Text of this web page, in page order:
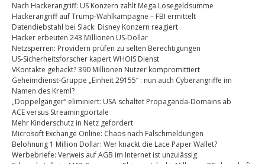
Nach Hackerangriff: US Konzern zahlt Mega Lösegeldsumme
Hackerangriff auf Trump-Wahlkampagne – FBI ermittelt
Datendiebstahl bei Slack: Disney Konzern reagiert
Hacker erbeuten 243 Millionen US-Dollar
Netzsperren: Providern prüfen zu selten Berechtigungen
US-Sicherheitsforscher kapert WHOIS Dienst
VKontakte gehackt? 390 Millionen Nutzer kompromittiert
Geheimdienst-Gruppe „Einheit 29155“ : nun auch Cyberangriffe im
Namen des Kreml?
„Doppelgänger“ eliminiert: USA schaltet Propaganda-Domains ab
ACE versus Streamingportale
Mehr Kinderschutz in Netz gefordert
Microsoft Exchange Online: Chaos nach Falschmeldungen
Belohnung 1 Million Dollar: Wer knackt die Lace Paper Wallet?
Werbebriefe: Verweis auf AGB im Internet ist unzulässig